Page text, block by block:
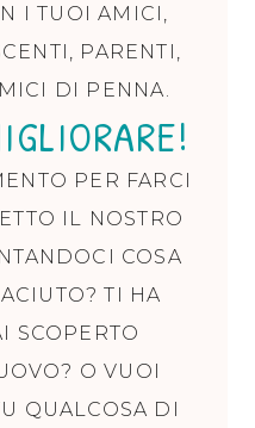
I TUOI AMICI,
PARENTI,
DI PENNA.
PER FARCI
IL NOSTRO
COSA
TI HA
SCOPERTO
O VUOI
QUALCOSA DI